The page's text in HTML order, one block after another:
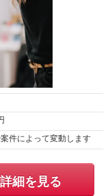
件によって変動します
詳細を見る